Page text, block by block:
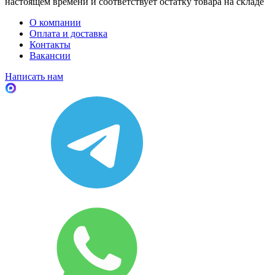
О компании
Оплата и доставка
Контакты
Вакансии
Написать нам